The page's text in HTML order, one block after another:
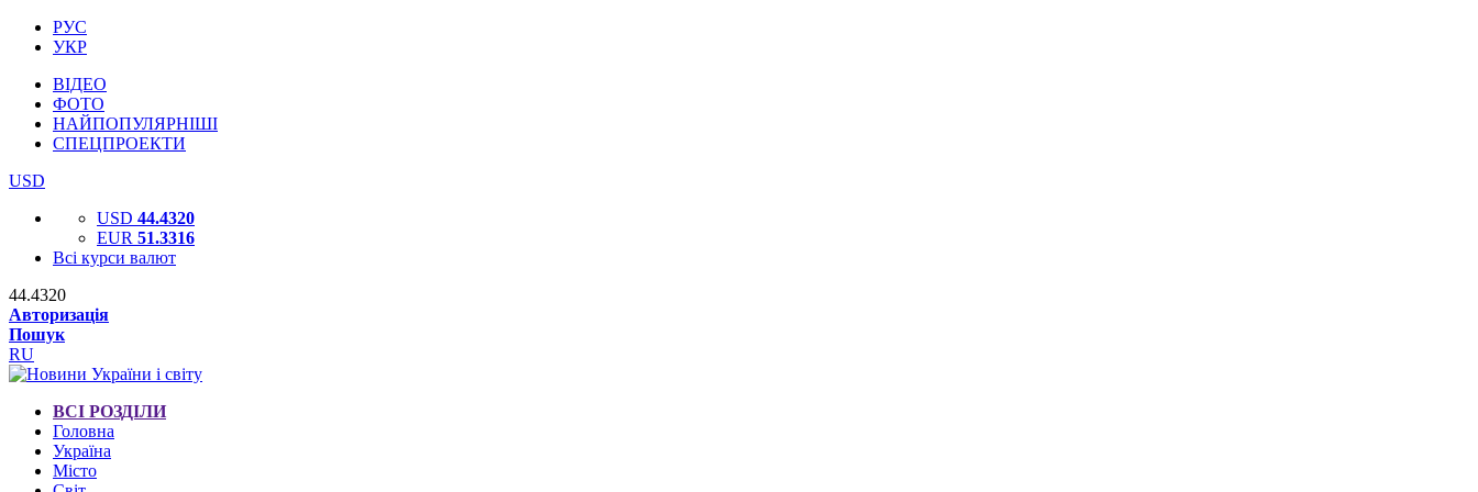
РУС
УКР
ВІДЕО
ФОТО
НАЙПОПУЛЯРНІШІ
СПЕЦПРОЕКТИ
USD
USD 44.4320
EUR 51.3316
Всі курси валют
44.4320
Авторизація
Пошук
RU
ВСІ РОЗДІЛИ
Головна
Україна
Місто